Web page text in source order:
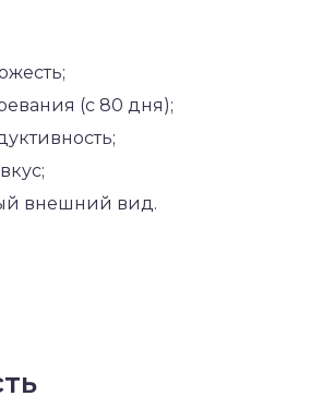
(с 80 дня);
внешний вид.